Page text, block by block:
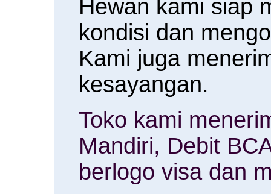
Hewan kami siap
kondisi dan
Kami juga
kesayangan.
Toko kami
Mandiri, Debit
berlogo visa dan